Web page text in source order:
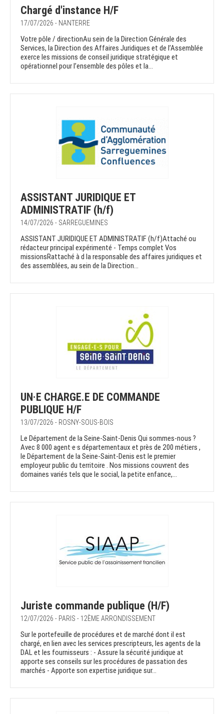
Chargé d'instance H/F
17/07/2026 - NANTERRE
Votre pôle / directionAu sein de la Direction Générale des
Services, la Direction des Affaires Juridiques et de l’Assemblée
exerce les missions de conseil juridique stratégique et
opérationnel pour l’ensemble des pôles et la...
ASSISTANT JURIDIQUE ET
ADMINISTRATIF (h/f)
14/07/2026 - SARREGUEMINES
ASSISTANT JURIDIQUE ET ADMINISTRATIF (h/f)Attaché ou
rédacteur principal expérimenté - Temps complet Vos
missionsRattaché à d la responsable des affaires juridiques et
des assemblées, au sein de la Direction...
UN·E CHARGE.E DE COMMANDE
PUBLIQUE H/F
13/07/2026 - ROSNY-SOUS-BOIS
Le Département de la Seine-Saint-Denis Qui sommes-nous ?
Avec 8 000 agent·e·s départementaux et près de 200 métiers ,
le Département de la Seine-Saint-Denis est le premier
employeur public du territoire . Nos missions couvrent des
domaines variés tels que le social, la petite enfance,...
Juriste commande publique (H/F)
12/07/2026 - PARIS - 12ÈME ARRONDISSEMENT
Sur le portefeuille de procédures et de marché dont il est
chargé, en lien avec les services prescripteurs, les agents de la
DAL et les fournisseurs : - Assure la sécurité juridique at
apporte ses conseils sur les procédures de passation des
marchés - Apporte son expertise juridique sur...